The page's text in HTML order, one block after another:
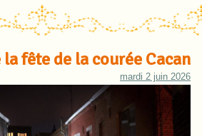
la fête de la courée Cacan
mardi 2 juin 2026